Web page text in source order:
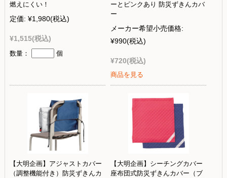
燃えにくい！
定価: ¥1,980(税込)
¥1,515(税込)
数量： 個
ーとピンクあり 防災ずきんカバ
ー
メーカー希望小売価格:
¥990(税込)
¥720(税込)
商品を見る
【大明企画】アジャストカバー
（調整機能付き）防災ずきんカ
【大明企画】シーチングカバー
座布団式防災ずきんカバー（ブ